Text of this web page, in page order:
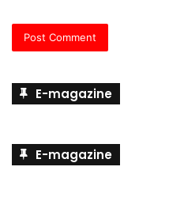
E-magazine
E-magazine